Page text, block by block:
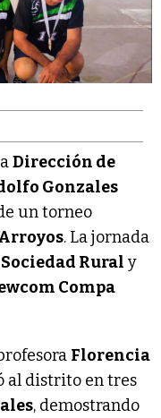
Dirección de
Gonzales
un torneo
. La jornada
Sociedad Rural y
Compa
Florencia
al distrito en tres
, demostrando